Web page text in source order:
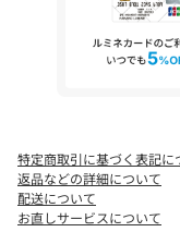
※お届けの商品には、
※画像の商品はサンプ
実際の商品と仕様、加
予めご了承ください。
※トップの画像は、光
す。
特定商取引に基づく表記に
返品などの詳細について
配送について
お直しサービスについて